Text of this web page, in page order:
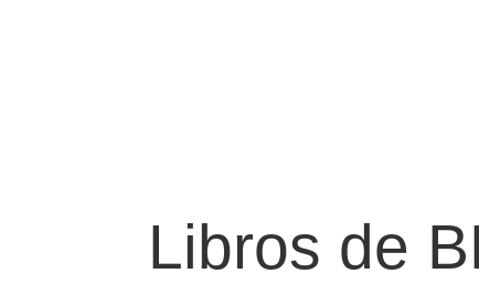
Libros de